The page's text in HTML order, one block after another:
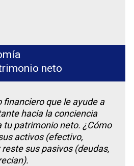
neto
financiero que le ayude a
hacia la conciencia
tu patrimonio neto. ¿Cómo
activos (efectivo,
sus pasivos (deudas,